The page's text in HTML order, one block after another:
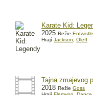
Karate Kid:
2025Režie
HrajíJackson ,Oleff
Tajna zmajevog
2018RežieGoss